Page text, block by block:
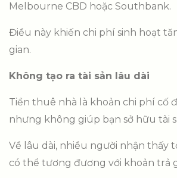
Melbourne CBD hoặc Southbank.
Điều này khiến chi phí sinh hoạt
gian.
Không tạo ra tài sản lâu dài
Tiền thuê nhà là khoản chi phí cố
nhưng không giúp bạn sở hữu tài
Về lâu dài, nhiều người nhận thấy
có thể tương đương với khoản trả